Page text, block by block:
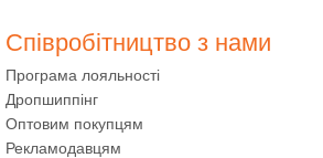
Співробітництво з нами
Програма лояльності
Дропшиппінг
Оптовим покупцям
Рекламодавцям